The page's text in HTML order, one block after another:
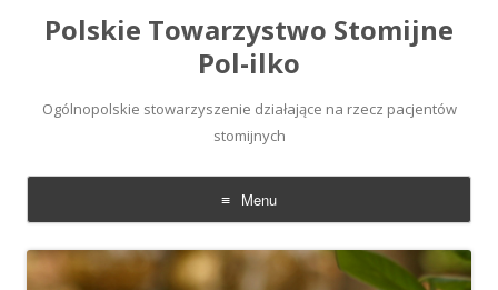
Polskie Towarzystwo Stomijne
Pol-ilko
Ogólnopolskie stowarzyszenie działające na rzecz pacjentów
stomijnych
Menu
Skip
to
content